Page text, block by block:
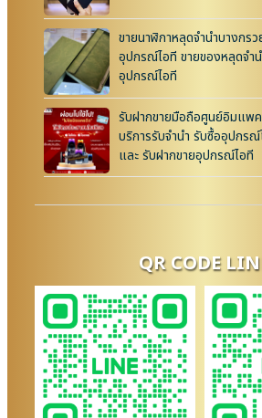
ขายนาฬิกาหลุดจำนำบางกร
อุปกรณ์ไอที ขายของหลุดจำ
อุปกรณ์ไอที
รับฝากขายมือถือศูนย์อิมแพ
บริการรับจำนำ รับซื้ออุปกร
และ รับฝากขายอุปกรณ์ไอที
QR CODE